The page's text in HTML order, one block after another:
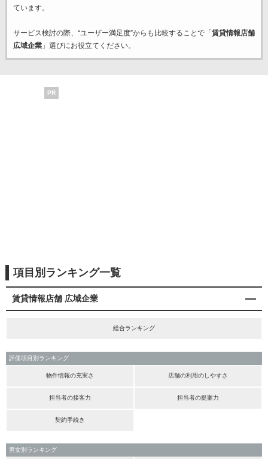
ています。
サービス検討の際、“ユーザー満足度”からも比較することで「 賃貸情報店舗
広域企業」選びにお役立てください。
PR
項目別ランキング一覧
賃貸情報店舗 広域企業
総合ランキング
評価項目別ランキング
物件情報の充実さ 店舗の利用のしやすさ
担当者の接客力 担当者の提案力
契約手続き
男女別ランキング